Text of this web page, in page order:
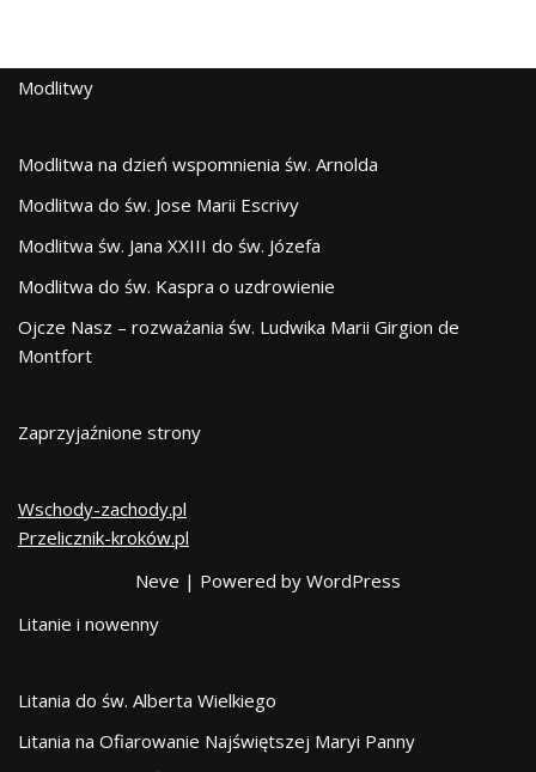
Modlitwy
Modlitwa na dzień wspomnienia św. Arnolda
Modlitwa do św. Jose Marii Escrivy
Modlitwa św. Jana XXIII do św. Józefa
Modlitwa do św. Kaspra o uzdrowienie
Ojcze Nasz – rozważania św. Ludwika Marii Girgion de
Montfort
Zaprzyjaźnione strony
Wschody-zachody.pl
Przelicznik-kroków.pl
Neve | Powered by WordPress
Litanie i nowenny
Litania do św. Alberta Wielkiego
Litania na Ofiarowanie Najświętszej Maryi Panny